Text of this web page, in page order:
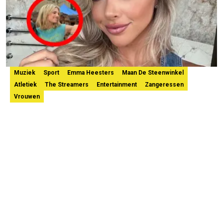
Muziek Sport Emma Heesters
Maan De Steenwinkel
Atletiek
The Streamers Entertainment
Zangeressen
Vrouwen